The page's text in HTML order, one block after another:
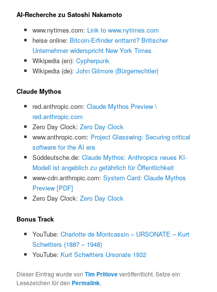
AI-Recherche zu Satoshi Nakamoto
www.nytimes.com: Link to www.nytimes.com
heise online: Bitcoin-Erfinder enttarnt? Britischer
Unternehmer widerspricht New York Times
Wikipedia (en): Cypherpunk
Wikipedia (de): John Gilmore (Bürgerrechtler)
Claude Mythos
red.anthropic.com: Claude Mythos Preview \
red.anthropic.com
Zero Day Clock: Zero Day Clock
www.anthropic.com: Project Glasswing: Securing critical
software for the AI era
Süddeutsche.de: Claude Mythos: Anthropics neues KI-
Modell ist angeblich zu gefährlich für Öffentlichkeit
www-cdn.anthropic.com: System Card: Claude Mythos
Preview [PDF]
Zero Day Clock: Zero Day Clock
Bonus Track
YouTube: Charlotte de Montcassin – URSONATE – Kurt
Schwitters (1887 – 1948)
YouTube: Kurt Schwitters Ursonate 1932
Dieser Eintrag wurde vonTim Pritloveveröffentlicht. Setze ein
Lesezeichen für den Permalink.